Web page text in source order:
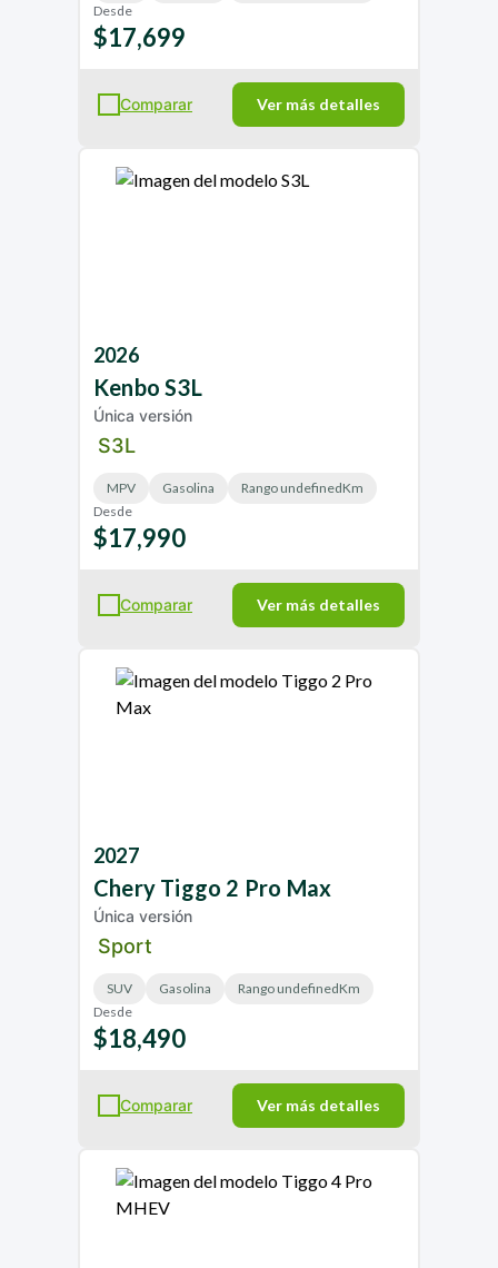
Desde
$17,699
Comparar Ver más detalles
2026
Kenbo S3L
Única versión
S3L
MPV Gasolina
Rango undefinedKm
Desde
$17,990
Comparar Ver más detalles
2027
Chery Tiggo 2 Pro Max
Única versión
Sport
SUV Gasolina
Rango undefinedKm
Desde
$18,490
Comparar Ver más detalles